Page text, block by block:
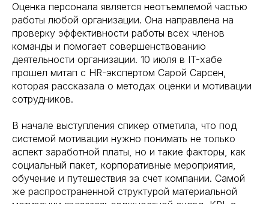
Оценка персонала является неотъемлемой частью
работы любой организации. Она направлена на
проверку эффективности работы всех членов
команды и помогает совершенствованию
деятельности организации. 10 июля в IT-хабе
прошел митап с HR-экспертом Сарой Сарсен,
которая рассказала о методах оценки и мотивации
сотрудников.
В начале выступления спикер отметила, что под
системой мотивации нужно понимать не только
аспект заработной платы, но и такие факторы, как
социальный пакет, корпоративные мероприятия,
обучение и путешествия за счет компании. Самой
же распространенной структурой материальной